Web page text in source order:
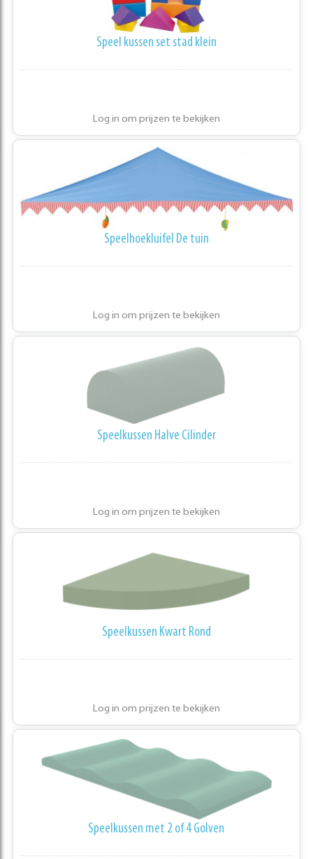
Speel kussen set stad klein
Log in om prijzen te bekijken
Speelhoekluifel De tuin
Log in om prijzen te bekijken
Speelkussen Halve Cilinder
Log in om prijzen te bekijken
Speelkussen Kwart Rond
Log in om prijzen te bekijken
Speelkussen met 2 of 4 Golven